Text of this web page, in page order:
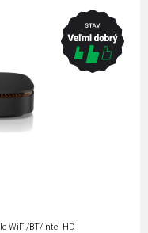
WiFi/BT/Intel HD